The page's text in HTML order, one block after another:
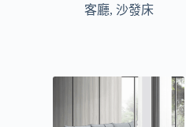
客廳, 沙發床